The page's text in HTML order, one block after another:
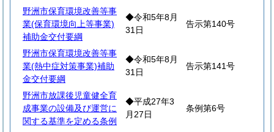
野洲市保育環境改善等事
業(保育環境向上等事業)
補助金交付要綱
◆令和5年8月
31日
告示第140号
野洲市保育環境改善等事
業(熱中症対策事業)補助
金交付要綱
◆令和5年8月
31日
告示第141号
野洲市放課後児童健全育
成事業の設備及び運営に
関する基準を定める条例
◆平成27年3
月27日
条例第6号